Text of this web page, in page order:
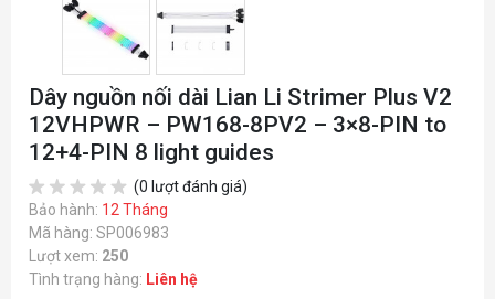
Dây nguồn nối dài Lian Li Strimer Plus V2
12VHPWR – PW168-8PV2 – 3×8-PIN to
12+4-PIN 8 light guides
(0 lượt đánh giá)
Bảo hành: 12 Tháng
Mã hàng: SP006983
Lượt xem: 250
Tình trạng hàng: Liên hệ